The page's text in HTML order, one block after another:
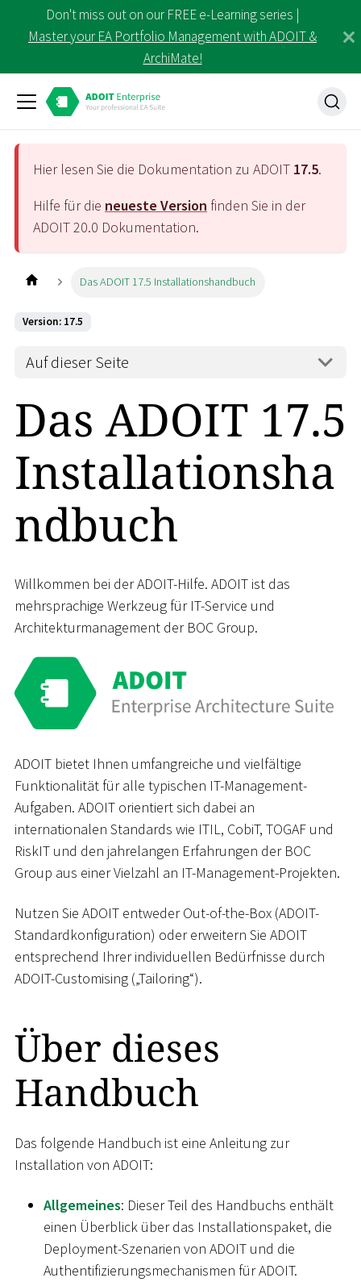
Don't miss out on our FREE e-Learning series |
Master your EA Portfolio Management with ADOIT &
ArchiMate!
Hier lesen Sie die Dokumentation zu ADOIT 17.5.
Hilfe für die neueste Version finden Sie in der
ADOIT20.0 Dokumentation.
Das ADOIT 17.5 Installationshandbuch
Version: 17.5
Auf dieser Seite
Das ADOIT 17.5
Installationsha
ndbuch
Willkommen bei der ADOIT-Hilfe. ADOIT ist das
mehrsprachige Werkzeug für IT-Service und
Architekturmanagement der BOC Group.
ADOIT bietet Ihnen umfangreiche und vielfältige
Funktionalität für alle typischen IT-Management-
Aufgaben. ADOIT orientiert sich dabei an
internationalen Standards wie ITIL, CobiT, TOGAF und
RiskIT und den jahrelangen Erfahrungen der BOC
Group aus einer Vielzahl an IT-Management-Projekten.
Nutzen Sie ADOIT entweder Out-of-the-Box (ADOIT-
Standardkonfiguration) oder erweitern Sie ADOIT
entsprechend Ihrer individuellen Bedürfnisse durch
ADOIT-Customising („Tailoring“).
Über dieses
Handbuch
Das folgende Handbuch ist eine Anleitung zur
Installation von ADOIT:
Allgemeines: Dieser Teil des Handbuchs enthält
einen Überblick über das Installationspaket, die
Deployment-Szenarien von ADOIT und die
Authentifizierungsmechanismen für ADOIT.